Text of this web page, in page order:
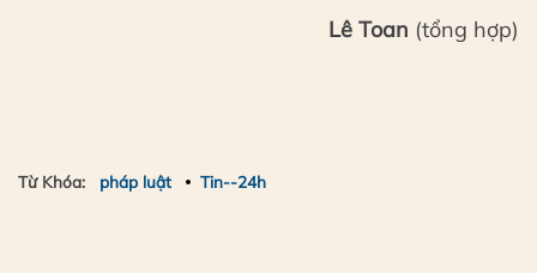
Lê Toan (tổng hợp)
Từ Khóa: pháp luật Tin--24h